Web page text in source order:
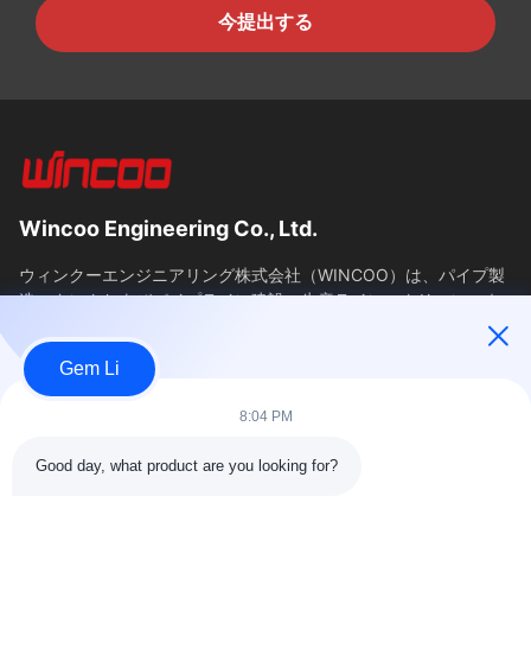
今提出する
Wincoo Engineering Co., Ltd.
ウィンクーエンジニアリング株式会社（WINCOO）は、パイプ製
造、タンクおよびパイプライン建設、生産ライン、クリーンエネ
ルギープロジェクトのクライアント向けに、カスタマイズされた
ソリューションと機器を提供することに特化しています。当社
は、工具、機械、特殊商品の迅速な供給を保証し、中国における
調...
ホーム
製品
Gem Li
8:04 PM
Good day, what product are you looking for?